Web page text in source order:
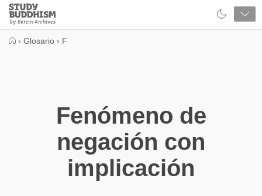
Close
Study
Buddhism
› Glosario › F
Fenómeno de
negación con
implicación